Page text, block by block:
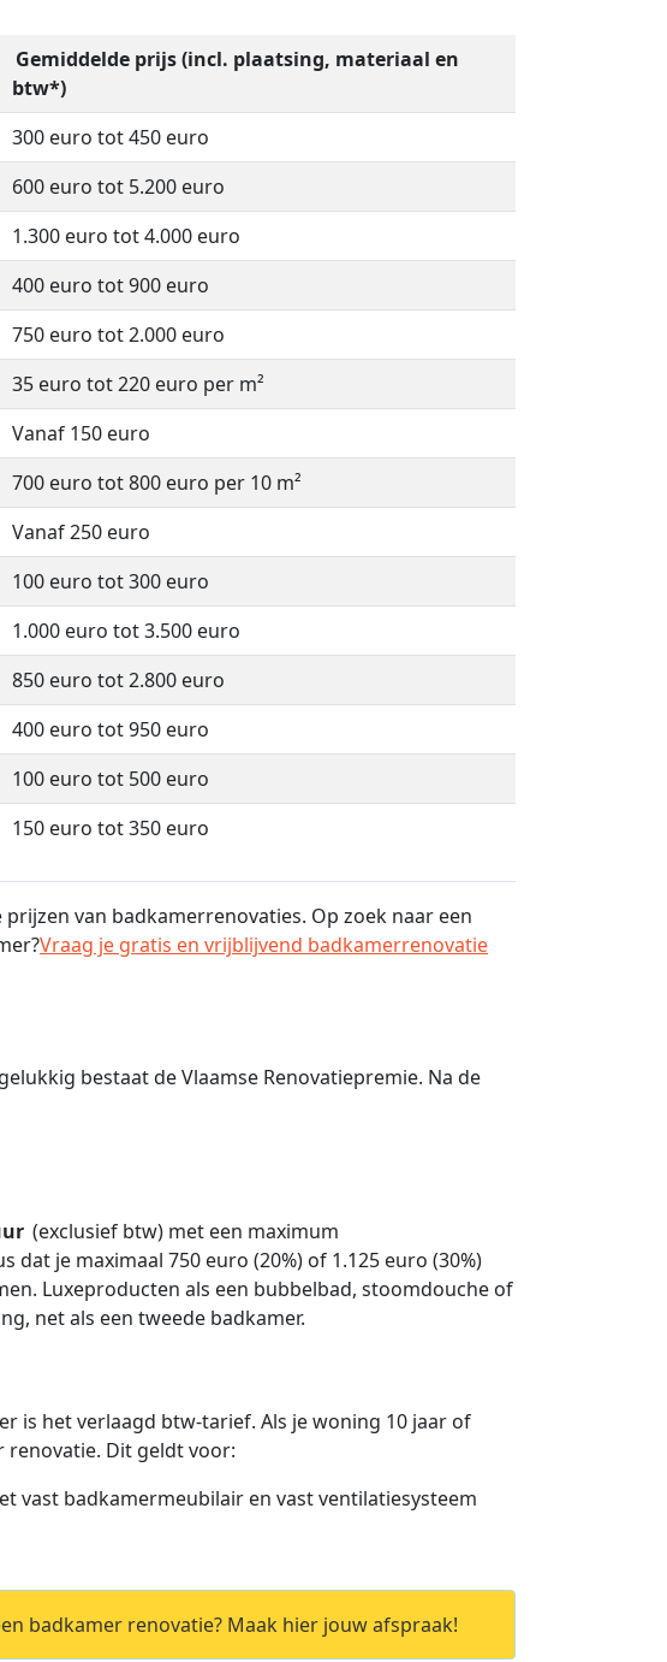
Gemiddelde prijs (incl. plaatsing, materiaal en
btw*)
300 euro tot 450 euro
600 euro tot 5.200 euro
1.300 euro tot 4.000 euro
400 euro tot 900 euro
750 euro tot 2.000 euro
35 euro tot 220 euro per m²
Vanaf 150 euro
700 euro tot 800 euro per 10 m²
Vanaf 250 euro
100 euro tot 300 euro
1.000 euro tot 3.500 euro
850 euro tot 2.800 euro
400 euro tot 950 euro
100 euro tot 500 euro
150 euro tot 350 euro
van badkamerrenovaties. Op zoek naar een
Vraag je gratis en vrijblijvend badkamerrenovatie
bestaat de Vlaamse Renovatiepremie. Na de
(exclusief btw) met een maximum
je maximaal 750 euro (20%) of 1.125 euro (30%)
Luxeproducten als een bubbelbad, stoomdouche of
net als een tweede badkamer.
is het verlaagd btw-tarief. Als je woning 10 jaar of
renovatie. Dit geldt voor:
vast badkamermeubilair en vast ventilatiesysteem
badkamer renovatie? Maak hier jouw afspraak!